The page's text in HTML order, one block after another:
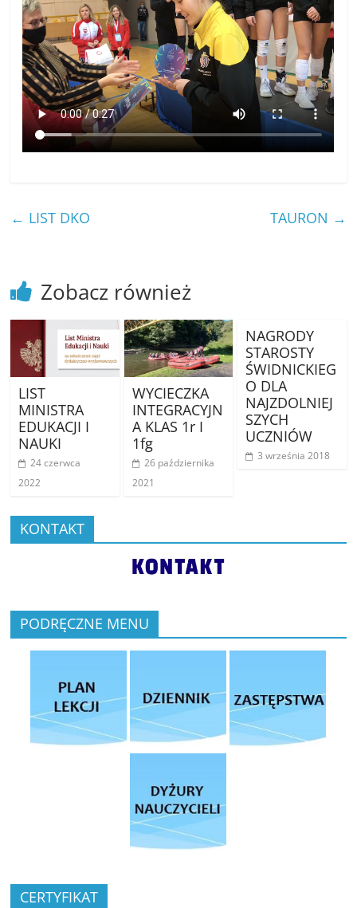
← LIST DKO TAURON →
Zobacz również
LIST
MINISTRA
EDUKACJI I
NAUKI
24 czerwca
2022
WYCIECZKA
INTEGRACYJN
A KLAS 1r I
1fg
26 października
2021
NAGRODY
STAROSTY
ŚWIDNICKIEG
O DLA
NAJZDOLNIEJ
SZYCH
UCZNIÓW
3 września 2018
KONTAKT
PODRĘCZNE MENU
CERTYFIKAT